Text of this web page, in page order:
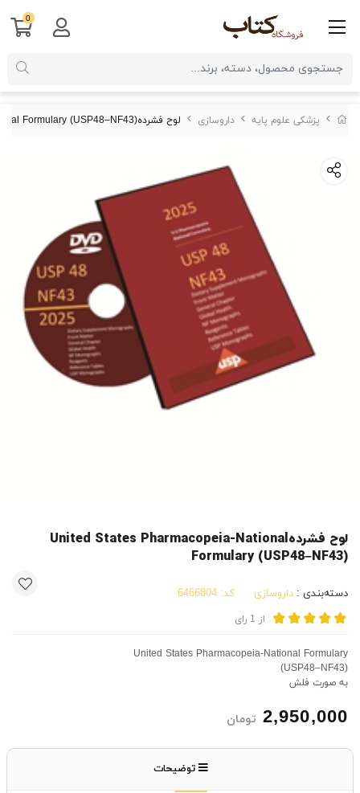
پزشکی علوم پایه داروسازی لوح فشردهUnited States Pharmacopeia-National Formulary (USP48–NF43)
لوح فشردهUnited States Pharmacopeia-National
Formulary (USP48–NF43)
دسته‌بندی : داروسازی کد:
از 1 رای
United States Pharmacopeia-National Formulary
(USP48–NF43)
به صورت فلش
2,950,000 تومان
توضیحات
0